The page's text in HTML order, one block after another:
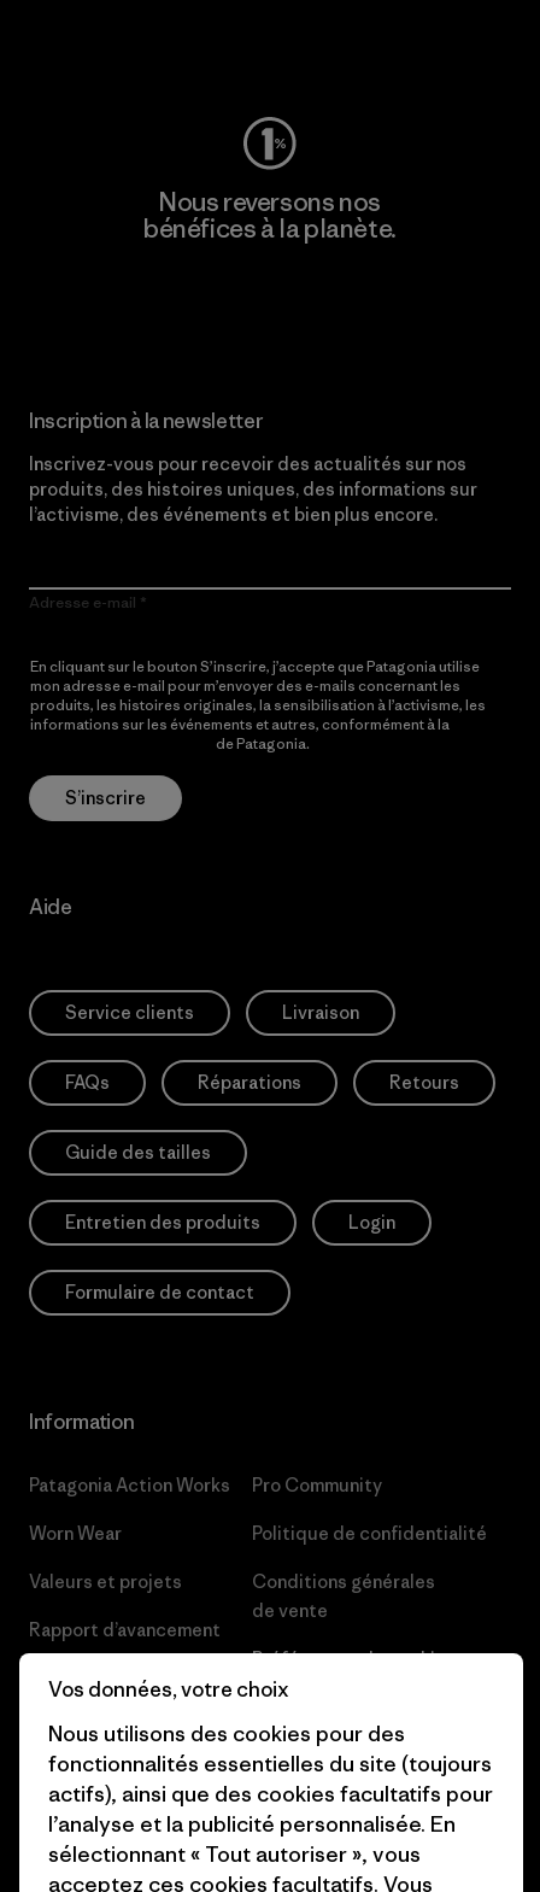
Nous reversons nos
bénéfices à la planète.
Inscription à la newsletter
Inscrivez-vous pour recevoir des actualités sur nos
produits, des histoires uniques, des informations sur
l’activisme, des événements et bien plus encore.
Adresse e-mail
En cliquant sur le bouton S’inscrire, j’accepte que Patagonia utilise
mon adresse e-mail pour m’envoyer des e-mails concernant les
produits, les histoires originales, la sensibilisation à l’activisme, les
informations sur les événements et autres, conformément à la
de Patagonia.
S’inscrire
Aide
Service clients Livraison
FAQs Réparations Retours
Guide des tailles
Entretien des produits Login
Formulaire de contact
Information
Patagonia Action Works
Worn Wear
Valeurs et projets
Rapport d’avancement
Business Unusual
Objectifs climatiques
1% For The Planet
Comment nous finançons
Pro Community
Politique de confidentialité
Conditions générales
de vente
Préférences de cookie
Presse et media
Industry program
Programme d’affiliation
Vos données, votre choix
Nous utilisons des cookies pour des
fonctionnalités essentielles du site (toujours
actifs), ainsi que des cookies facultatifs pour
l’analyse et la publicité personnalisée. En
sélectionnant « Tout autoriser », vous
acceptez ces cookies facultatifs. Vous